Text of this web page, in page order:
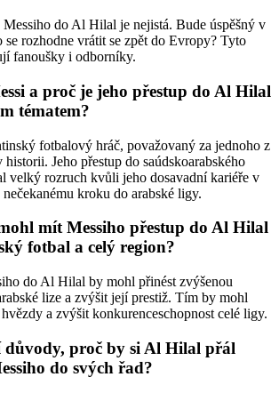
do Al Hilal je nejistá. Bude úspěšný v
se rozhodne vrátit se zpět do Evropy? Tyto
fanoušky i odborníky.
a proč je jeho přestup do Al Hilal
tématem?
fotbalový hráč, považovaný za jednoho z
Jeho přestup do saúdskoarabského
rozruch kvůli jeho dosavadní kariéře v
kroku do arabské ligy.
mít Messiho přestup do Al Hilal
fotbal a celý region?
do Al Hilal by mohl přinést zvýšenou
lize a zvýšit její prestiž. Tím by mohl
a zvýšit konkurenceschopnost celé ligy.
důvody, proč by si Al Hilal přál
do svých řad?